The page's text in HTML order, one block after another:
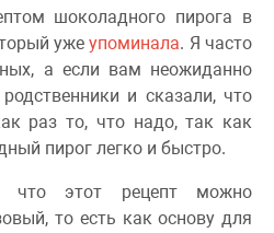
шоколадного пирога в
ужеупоминала. Я часто
а если вам неожиданно
и сказали, что
раз то, что надо, так как
пирог легко и быстро.
что этот рецепт можно
то есть как основу для